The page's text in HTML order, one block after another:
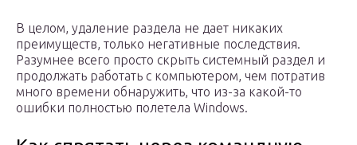
В целом, удаление раздела не дает никаких
преимуществ, только негативные последствия.
Разумнее всего просто скрыть системный раздел и
продолжать работать с компьютером, чем потратив
много времени обнаружить, что из-за какой-то
ошибки полностью полетела Windows.